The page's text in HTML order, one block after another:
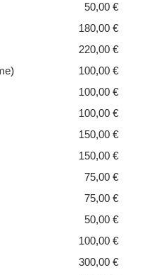
50,00 €
180,00 €
220,00 €
100,00 €
100,00 €
100,00 €
150,00 €
150,00 €
75,00 €
75,00 €
50,00 €
100,00 €
300,00 €